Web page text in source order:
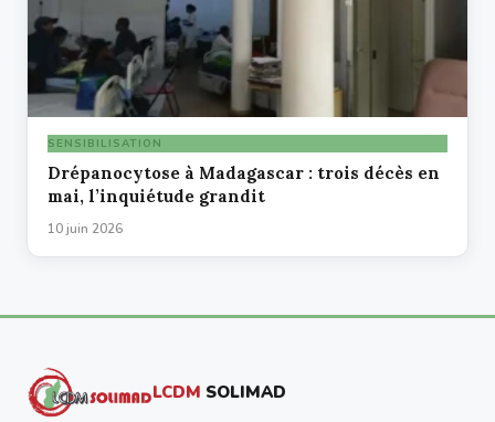
SENSIBILISATION
Drépanocytose à Madagascar : trois décès en
mai, l’inquiétude grandit
10 juin 2026
LCDM SOLIMAD